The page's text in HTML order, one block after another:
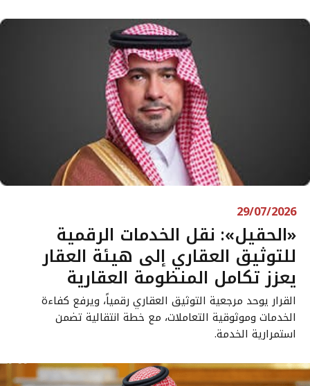
29/07/2026
«الحقيل»: نقل الخدمات الرقمية
للتوثيق العقاري إلى هيئة العقار
يعزز تكامل المنظومة العقارية
القرار يوحد مرجعية التوثيق العقاري رقمياً، ويرفع كفاءة
الخدمات وموثوقية التعاملات، مع خطة انتقالية تضمن
استمرارية الخدمة.